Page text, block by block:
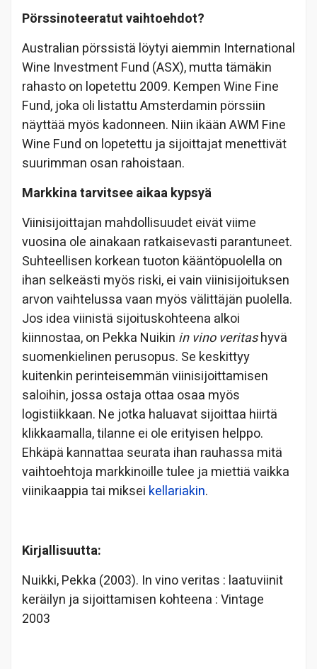
Pörssinoteeratut vaihtoehdot?
Australian pörssistä löytyi aiemmin International
Wine Investment Fund (ASX), mutta tämäkin
rahasto on lopetettu 2009. Kempen Wine Fine
Fund, joka oli listattu Amsterdamin pörssiin
näyttää myös kadonneen. Niin ikään AWM Fine
Wine Fund on lopetettu ja sijoittajat menettivät
suurimman osan rahoistaan.
Markkina tarvitsee aikaa kypsyä
Viinisijoittajan mahdollisuudet eivät viime
vuosina ole ainakaan ratkaisevasti parantuneet.
Suhteellisen korkean tuoton kääntöpuolella on
ihan selkeästi myös riski, ei vain viinisijoituksen
arvon vaihtelussa vaan myös välittäjän puolella.
Jos idea viinistä sijoituskohteena alkoi
kiinnostaa, on Pekka Nuikin in vino veritashyvä
suomenkielinen perusopus. Se keskittyy
kuitenkin perinteisemmän viinisijoittamisen
saloihin, jossa ostaja ottaa osaa myös
logistiikkaan. Ne jotka haluavat sijoittaa hiirtä
klikkaamalla, tilanne ei ole erityisen helppo.
Ehkäpä kannattaa seurata ihan rauhassa mitä
vaihtoehtoja markkinoille tulee ja miettiä vaikka
viinikaappia tai miksei kellariakin.
Kirjallisuutta:
Nuikki, Pekka (2003). In vino veritas : laatuviinit
keräilyn ja sijoittamisen kohteena : Vintage
2003